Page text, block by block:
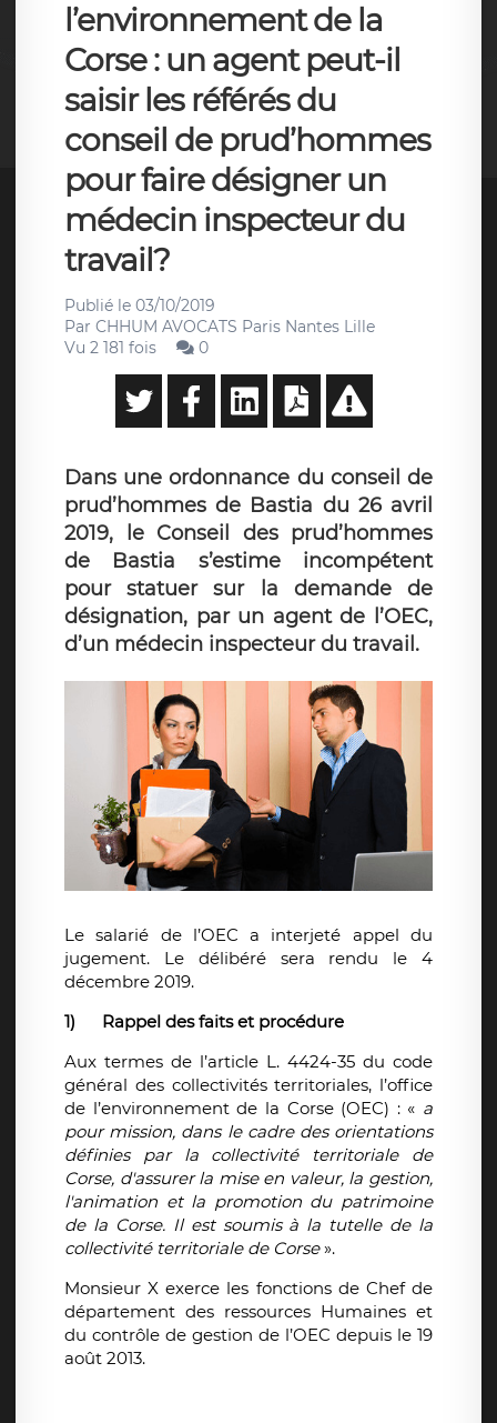
l’environnement de la
Corse : un agent peut-il
saisir les référés du
conseil de prud’hommes
pour faire désigner un
médecin inspecteur du
travail?
Publié le 03/10/2019
Par CHHUM AVOCATS Paris Nantes Lille
Vu 2 181 fois
0
Dans une ordonnance du conseil de
prud’hommes de Bastia du 26 avril
2019, le Conseil des prud’hommes
de Bastia s’estime incompétent
pour statuer sur la demande de
désignation, par un agent de l’OEC,
d’un médecin inspecteur du travail.
Le salarié de l’OEC a interjeté appel du
jugement. Le délibéré sera rendu le 4
décembre 2019.
1)
Rappel des faits et procédure
Aux termes de l’article L. 4424-35 du code
général des collectivités territoriales, l’office
de l’environnement de la Corse (OEC) : « a
pour mission, dans le cadre des orientations
définies par la collectivité territoriale de
Corse, d'assurer la mise en valeur, la gestion,
l'animation et la promotion du patrimoine
de la Corse. Il est soumis à la tutelle de la
collectivité territoriale de Corse».
Monsieur X exerce les fonctions de Chef de
département des ressources Humaines et
du contrôle de gestion de l’OEC depuis le 19
août 2013.